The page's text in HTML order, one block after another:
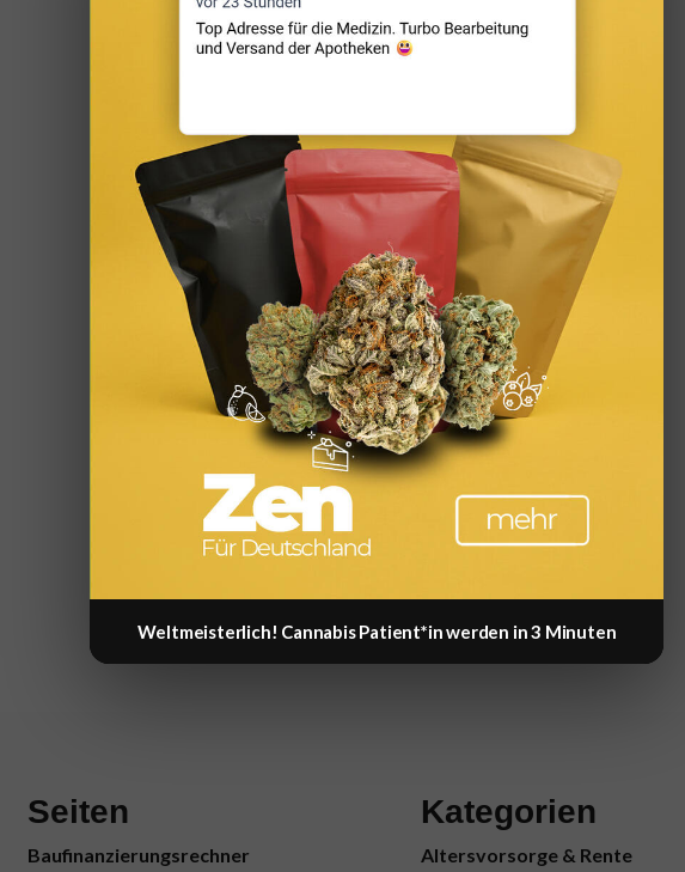
Seiten
Baufinanzierungsrechner
Kategorien
Altersvorsorge & Rente
Weltmeisterlich! Cannabis Patient*in werden in 3 Minuten